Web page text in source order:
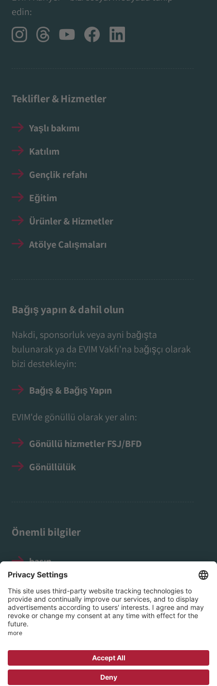
edin:
Teklifler & Hizmetler
Yaşlı bakımı
Katılım
Gençlik refahı
Eğitim
Ürünler & Hizmetler
Atölye Çalışmaları
Bağış yapın & dahil olun
Nakdi, sponsorluk veya ayni bağışta
bulunarak ya da EVIM Vakfı'na bağışçı olarak
bizi destekleyin:
Bağış & Bağış Yapın
EVIM'de gönüllü olarak yer alın:
Gönüllü hizmetler FSJ/BFD
Gönüllülük
Önemli bilgiler
basın
Yasal Uyarı
Veri koruma
© 2026 EVIM – Nassau’daki Protestan İç
Misyon Derneği